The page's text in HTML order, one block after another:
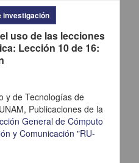
lecciones interactivas en
térmicas, procesos
Principio de Arquímedes
General de Cómputo y de
UNAM; Dirección
investigación
uso de las lecciones
Lección 10 de 16:
y de Tecnologías de
Publicaciones de la
General de Cómputo
y Comunicación "RU-